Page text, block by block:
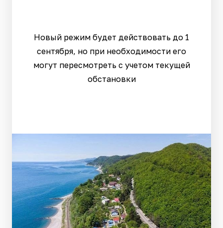
Новый режим будет действовать до 1
сентября, но при необходимости его
могут пересмотреть с учетом текущей
обстановки